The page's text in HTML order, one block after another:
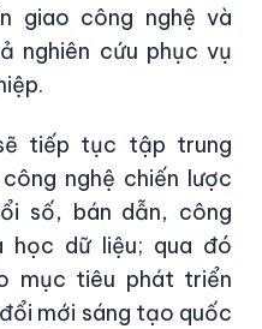
giao công nghệ và
nghiên cứu phục vụ
tiếp tục tập trung
nghệ chiến lược
số, bán dẫn, công
học dữ liệu; qua đó
mục tiêu phát triển
mới sáng tạo quốc